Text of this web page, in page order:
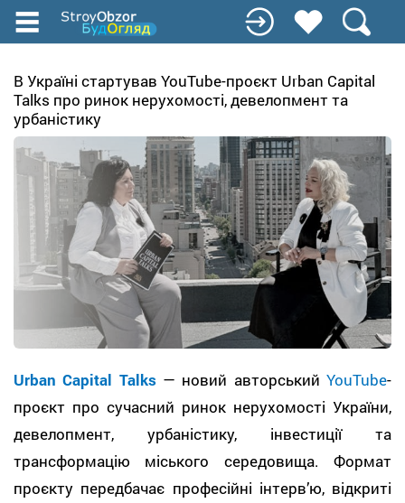
Перейти
до
вмісту
В Україні стартував YouTube-проєкт Urban Capital
Talks про ринок нерухомості, девелопмент та
урбаністику
Urban Capital Talks— новий авторськийYouTube-
проєкт про сучасний ринок нерухомості України,
девелопмент, урбаністику, інвестиції та
трансформацію міського середовища. Формат
проєкту передбачає професійні інтерв’ю, відкриті